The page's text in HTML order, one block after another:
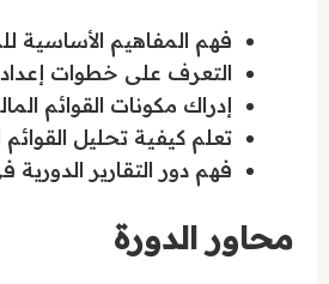
فهم المفاهيم الأساسية
التعرف على خطوات إعداد
إدراك مكونات القوائم
تعلم كيفية تحليل
فهم دور التقارير الدورية
محاور الدورة